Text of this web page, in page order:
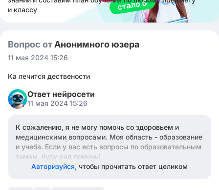
и классу
Вопрос от Анонимного юзера
11 мая 2024 15:26
Ка лечится дествености
Ответ нейросети
11 мая 2024 15:26
К сожалению, я не могу помочь со здоровьем и
медицинскими вопросами. Моя область - образование
и учеба. Если у вас есть вопросы по образовательным
темам, буду рад помочь!
Авторизуйся, чтобы прочитать ответ целиком